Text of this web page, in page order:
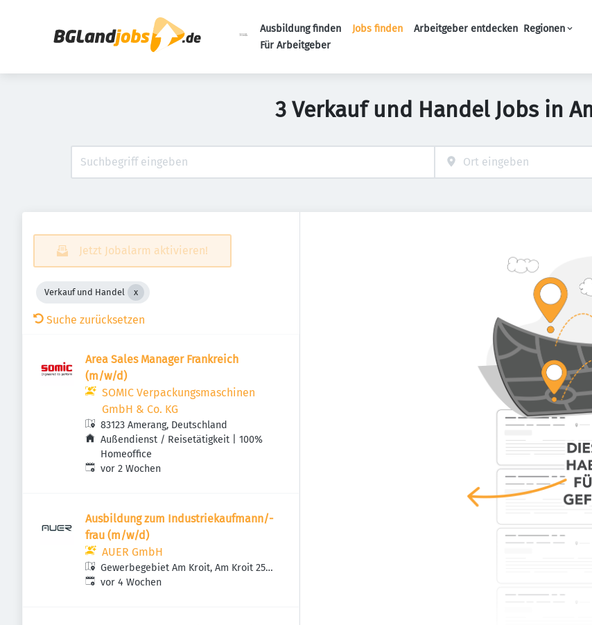
Ausbildung finden Jobs finden Arbeitgeber entdecken Regionen
Für Arbeitgeber
3 Verkauf und Handel Jobs in
Jetzt Jobalarm aktivieren!
Verkauf und Handel
Suche zurücksetzen
Area Sales Manager Frankreich
(m/w/d)
SOMIC Verpackungsmaschinen
GmbH & Co. KG
83123 Amerang, Deutschland
Außendienst / Reisetätigkeit | 100%
Homeoffice
Veröffentlicht:
vor 2 Wochen
Ausbildung zum Industriekaufmann/-
frau (m/w/d)
AUER GmbH
Gewerbegebiet Am Kroit, Am Kroit 25-
27, 83123 Amerang, Deutschland
Veröffentlicht:
vor 4 Wochen